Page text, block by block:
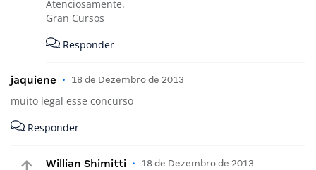
Atenciosamente.
Gran Cursos
Responder
jaquiene • 18 de Dezembro de 2013
muito legal esse concurso
Responder
Willian Shimitti • 18 de Dezembro de 2013